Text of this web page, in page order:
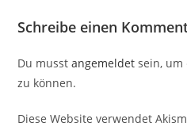
Schreibe einen
Du musstangemeldet sein, um
zu können.
Diese Website verwendet